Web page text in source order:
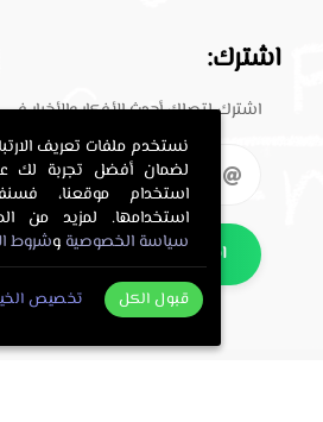
اشترك:
اشترك لتصلك أحدث الأفكار والأخبار
اشترك
نستخدم ملفات تعريف
لضمان أفضل تجربة لك
استخدام موقعنا،
استخدامها. لمزيد من
سياسة الخصوصية وشروط
قبول الكل تخصيص